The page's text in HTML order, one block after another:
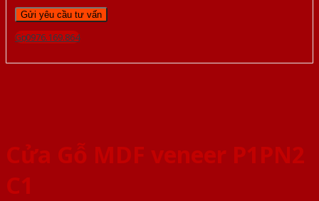
Gọi 0976.169.864
Cửa Gỗ MDF veneer P1PN2
C1